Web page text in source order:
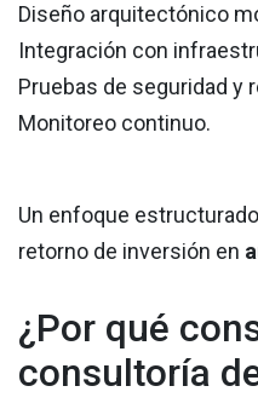
Diseño arquitectónico
Integración con
Pruebas de seguridad y
Monitoreo continuo.
Un enfoque
retorno de inversión en
¿Por qué
consultoría